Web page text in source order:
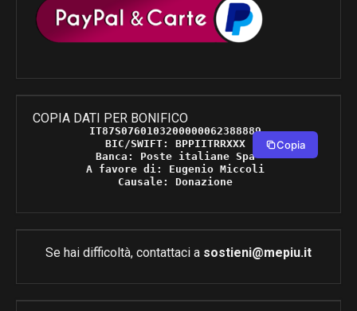
COPIA DATI PER BONIFICO
IT87S0760103200000062388889
BIC/SWIFT: BPPIITRRXXX
Banca: Poste italiane Spa
A favore di: Eugenio Miccoli
Causale: Donazione
Copia
Se hai difficoltà, contattaci a sostieni@mepiu.it